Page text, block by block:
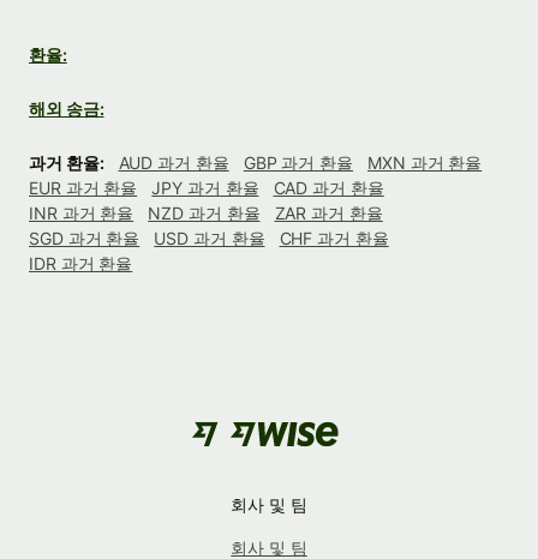
환율:
해외 송금:
과거 환율: AUD 과거 환율 GBP 과거 환율
MXN 과거 환율
EUR 과거 환율
JPY 과거 환율
CAD 과거 환율
INR 과거 환율
NZD 과거 환율
ZAR 과거 환율
SGD 과거 환율
USD 과거 환율
CHF 과거 환율
IDR 과거 환율
회사 및 팀
회사 및 팀